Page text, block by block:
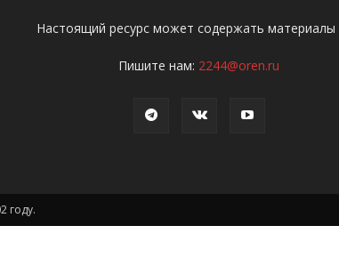
Настоящий ресурс может содержать материалы
Пишите нам: 2244@oren.ru
году.